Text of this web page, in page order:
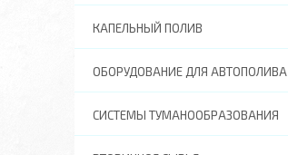
КАПЕЛЬНЫЙ ПОЛИВ
ОБОРУДОВАНИЕ ДЛЯ АВТОПОЛИВА
СИСТЕМЫ ТУМАНООБРАЗОВАНИЯ